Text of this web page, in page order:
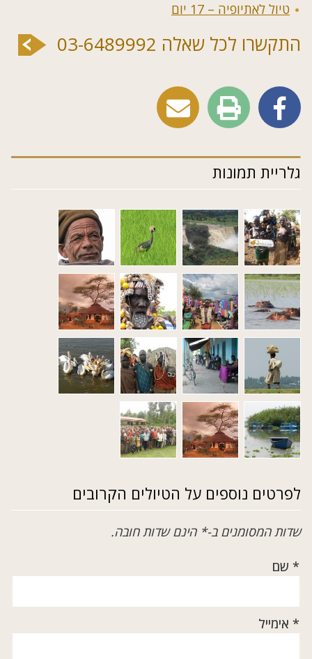
טיול לאתיופיה – 17 יום
התקשרו לכל שאלה 03-6489992
גלריית תמונות
לפרטים נוספים על הטיולים הקרובים
שדות המסומנים ב-* הינם שדות חובה.
* שם
* אימייל